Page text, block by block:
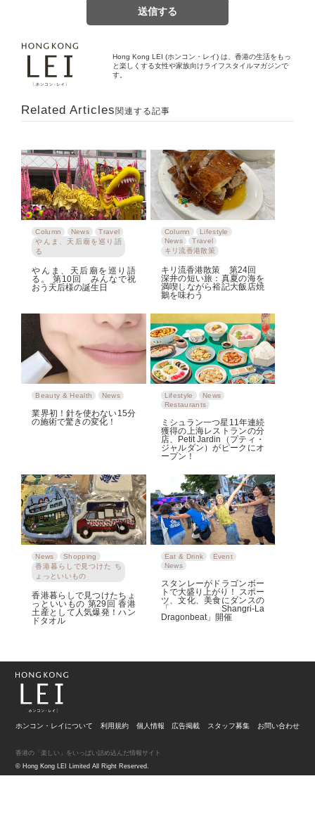
Hong Kong LEI (ホンコン・レイ) は、香港の生活をもっ
と楽しくする女性や家族向けライフスタイルマガジンで
す。
Related Articles関連する記事
Column News
Travel
やんま、天后廟を巡り語
る
やんま、天后廟を巡り語
る。 第10回 みんなで祝
おう天后様の誕生日
Column
Lifestyle
News
Travel
キリ流香港散策
キリ流香港散策 第24回
深井の短い旅：真夏の海を
満喫しながら裕記大飯店焼
鵝を味わう
Beauty & Health News
業界初！針を使わない15分
の施術で驚きの変化！
Lifestyle
News
Restaurants
ミシュラン一つ星11年連続
獲得の上海レストランの分
店、Petit Jardin（プティ・
ジャルダン）がピークにオ
ープン！
News
Shopping
香港暮らしで見つけた ち
ょっといいもの
香港暮らしで見つけたちょ
っといいもの 第29回 香港
土産として人気爆発！ハン
ドタオル
Eat & Drink
Event
News
スタンレーがドラゴンボー
トで大盛り上がり！ スポー
ツ、文化、美食にダンスの
「Shangri-La
Dragonbeat」開催
ホンコン・レイについて 利用規約 個人情報 広告掲載 スタッフ募集 お問い合わせ
© Hong Kong LEI Limited All Right Reserved.
香港の「楽しい」をいっぱい詰め込んだ情報サイト